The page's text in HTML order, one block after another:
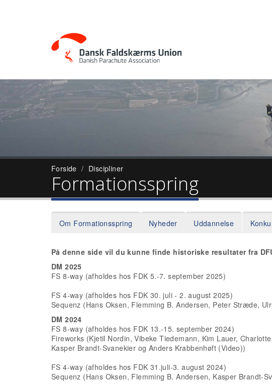
Forside Discipliner
Formationsspring
Om Formationsspring Nyheder Uddannelse
På denne side vil du kunne finde historiske resultater fra
DM 2025
FS 8-way (afholdes hos FDK 5.-7. september 2025)
FS 4-way (afholdes hos FDK 30. juli - 2. august 2025)
Sequenz (Hans Oksen, Flemming B. Andersen, Peter Stræde,
DM 2024
FS 8-way (afholdes hos FDK 13.-15. september 2024)
Fireworks (Kjetil Nordin, Vibeke Tiedemann, Kim Lauer,
Kasper Brandt-Svanekier og Anders Krabbenhøft (Video))
FS 4-way (afholdes hos FDK 31.juli-3. august 2024)
Sequenz (Hans Oksen, Flemming B. Andersen, Kasper Brandt-